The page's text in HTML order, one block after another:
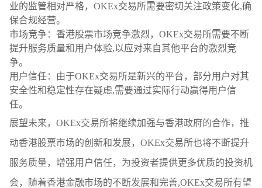
业的监管相对严格，OKEx交易所需要密切关注政策变化,确
保合规经营。
市场竞争：香港股票市场竞争激烈，OKEx交易所需要不断
提升服务质量和用户体验,以应对来自其他平台的激烈竞
争。
用户信任：由于OKEx交易所是新兴的平台，部分用户对其
安全性和稳定性存在疑虑,需要通过实际行动赢得用户信
任。
展望未来，OKEx交易所将继续加强与香港政府的合作，推
动香港股票市场的创新和发展，OKEx交易所也将不断提升
服务质量，增强用户信任，为投资者提供更多优质的投资机
会，随着香港金融市场的不断发展和完善,OKEx交易所有望